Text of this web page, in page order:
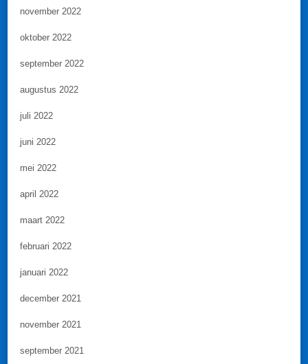
november 2022
oktober 2022
september 2022
augustus 2022
juli 2022
juni 2022
mei 2022
april 2022
maart 2022
februari 2022
januari 2022
december 2021
november 2021
september 2021